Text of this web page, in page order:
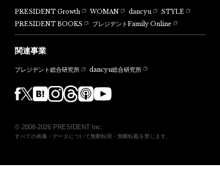
PRESIDENT Growth WOMAN dancyu
STYLE
PRESIDENT BOOKS
プレジデントFamily Online
関連事業
プレジデント総合研究所 dancyu総合研究所
© 2008-2026 PRESIDENT Inc.
すべての画像・データについて無断転用・無断転載を禁じます。